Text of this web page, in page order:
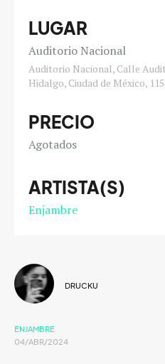
LUGAR
Auditorio Nacional
Auditorio Nacional, Calle
Hidalgo, Ciudad de México,
PRECIO
Agotados
ARTISTA(S)
Enjambre
DRUCKU
ENJAMBRE
04/ABR/2024